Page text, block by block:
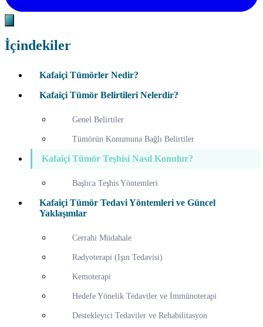
İçindekiler
Kafaiçi Tümörler Nedir?
Kafaiçi Tümör Belirtileri Nelerdir?
Genel Belirtiler
Tümörün Konumuna Bağlı Belirtiler
Kafaiçi Tümör Teşhisi Nasıl Konulur?
Başlıca Teşhis Yöntemleri
Kafaiçi Tümör Tedavi Yöntemleri ve Güncel
Yaklaşımlar
Cerrahi Müdahale
Radyoterapi (Işın Tedavisi)
Kemoterapi
Hedefe Yönelik Tedaviler ve İmmünoterapi
Destekleyici Tedaviler ve Rehabilitasyon